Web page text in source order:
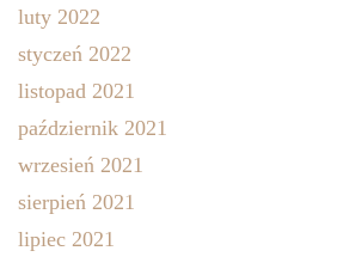
luty 2022
styczeń 2022
listopad 2021
październik 2021
wrzesień 2021
sierpień 2021
lipiec 2021